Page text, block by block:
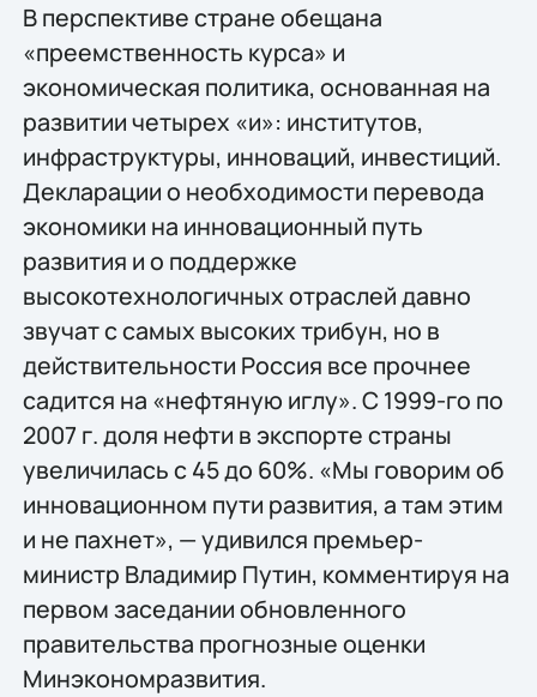
В перспективе стране обещана
«преемственность курса» и
экономическая политика, основанная на
развитии четырех «и»: институтов,
инфраструктуры, инноваций, инвестиций.
Декларации о необходимости перевода
экономики на инновационный путь
развития и о поддержке
высокотехнологичных отраслей давно
звучат с самых высоких трибун, но в
действительности Россия все прочнее
садится на «нефтяную иглу». С 1999-го по
2007 г. доля нефти в экспорте страны
увеличилась с 45 до 60%. «Мы говорим об
инновационном пути развития, а там этим
и не пахнет», — удивился премьер-
министр Владимир Путин, комментируя на
первом заседании обновленного
правительства прогнозные оценки
Минэкономразвития.